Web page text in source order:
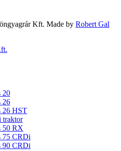
Kft. Made by Robert Gal
20
26
26 HST
traktor
50 RX
75 CRDi
90 CRDi